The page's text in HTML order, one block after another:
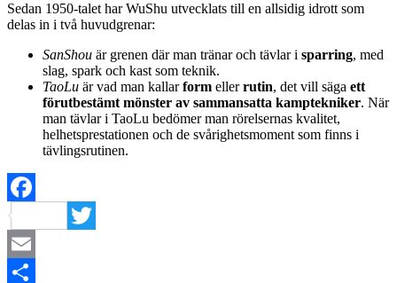
Sedan 1950-talet har WuShu utvecklats till en allsidig idrott som
delas in i två huvudgrenar:
SanShou är grenen där man tränar och tävlar i sparring, med
slag, spark och kast som teknik.
TaoLu är vad man kallarform ellerrutin, det vill säga ett
förutbestämt mönster av sammansatta kamptekniker. När
man tävlar i TaoLu bedömer man rörelsernas kvalitet,
helhetsprestationen och de svårighetsmoment som finns i
tävlingsrutinen.
Facebook
Twitter
Email